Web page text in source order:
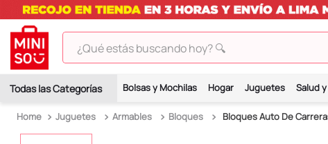
¿Qué estás buscando hoy? 🔍
Bolsas y Mochilas Hogar Juguetes Salud
Juguetes Armables Bloques Bloques Auto De
.
hello kitty